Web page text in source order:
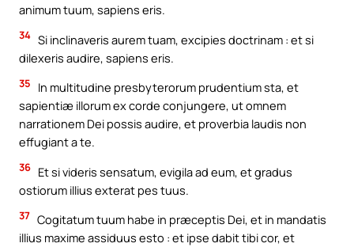
animum tuum, sapiens eris.
34 Si inclinaveris aurem tuam, excipies doctrinam : et si
dilexeris audire, sapiens eris.
35
In multitudine presbyterorum prudentium sta, et
sapientiæ illorum ex corde conjungere, ut omnem
narrationem Dei possis audire, et proverbia laudis non
effugiant a te.
36 Et si videris sensatum, evigila ad eum, et gradus
ostiorum illius exterat pes tuus.
37 Cogitatum tuum habe in præceptis Dei, et in mandatis
illius maxime assiduus esto : et ipse dabit tibi cor, et